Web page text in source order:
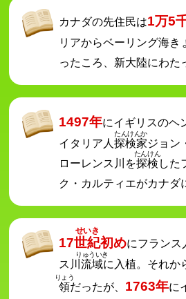
カナダの先住民は1万5
リアからベーリング海き
ったころ、 新大陸にわた
1497年にイギリスのヘ
イタリア人探検家
たんけんか
ジョン
ローレンス川を探検
たんけん
した
ク・カルティエがカナダ
17世紀
せいき
初めにフランス
ス川流域
りゅういき
に入植。それか
領
りょう
だったが、 1763年に